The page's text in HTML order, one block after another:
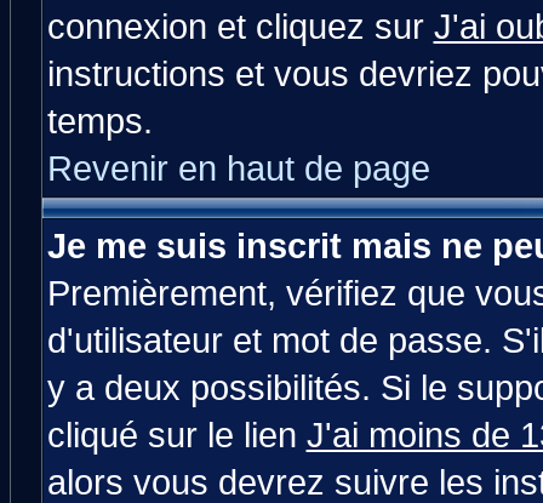
connexion et cliquez sur J'ai
instructions et vous devriez
temps.
Revenir en haut de page
Je me suis inscrit mais ne
Premièrement, vérifiez que
d'utilisateur et mot de passe.
y a deux possibilités. Si le
cliqué sur le lien J'ai moins de
alors vous devrez suivre les